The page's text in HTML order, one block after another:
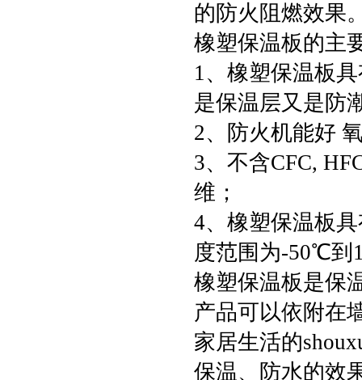
的防火阻燃效果
橡塑保温板的主
1、橡塑保温板
是保温层又是防
2、防火机能好
3、不含CFC,
维；
4、橡塑保温板
度范围为-50℃到
橡塑保温板是保
产品可以依附在
家居生活的
保温、防水的效